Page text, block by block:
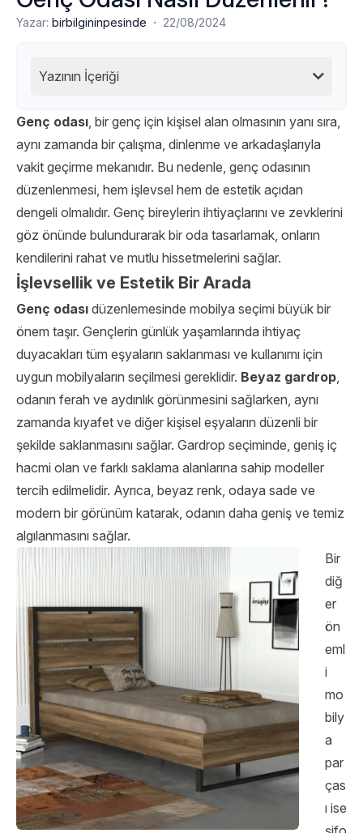
Yazar: birbilgininpesinde · 22/08/2024
Yazının İçeriği
Genç odası, bir genç için kişisel alan olmasının yanı sıra,
aynı zamanda bir çalışma, dinlenme ve arkadaşlarıyla
vakit geçirme mekanıdır. Bu nedenle, genç odasının
düzenlenmesi, hem işlevsel hem de estetik açıdan
dengeli olmalıdır. Genç bireylerin ihtiyaçlarını ve zevklerini
göz önünde bulundurarak bir oda tasarlamak, onların
kendilerini rahat ve mutlu hissetmelerini sağlar.
İşlevsellik ve Estetik Bir Arada
Genç odası düzenlemesinde mobilya seçimi büyük bir
önem taşır. Gençlerin günlük yaşamlarında ihtiyaç
duyacakları tüm eşyaların saklanması ve kullanımı için
uygun mobilyaların seçilmesi gereklidir. Beyaz gardrop,
odanın ferah ve aydınlık görünmesini sağlarken, aynı
zamanda kıyafet ve diğer kişisel eşyaların düzenli bir
şekilde saklanmasını sağlar. Gardrop seçiminde, geniş iç
hacmi olan ve farklı saklama alanlarına sahip modeller
tercih edilmelidir. Ayrıca, beyaz renk, odaya sade ve
modern bir görünüm katarak, odanın daha geniş ve temiz
algılanmasını sağlar.
Bir
diğ
er
ön
eml
i
mo
bily
a
par
ças
ı ise